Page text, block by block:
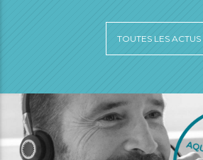
TOUTES LES ACTUS